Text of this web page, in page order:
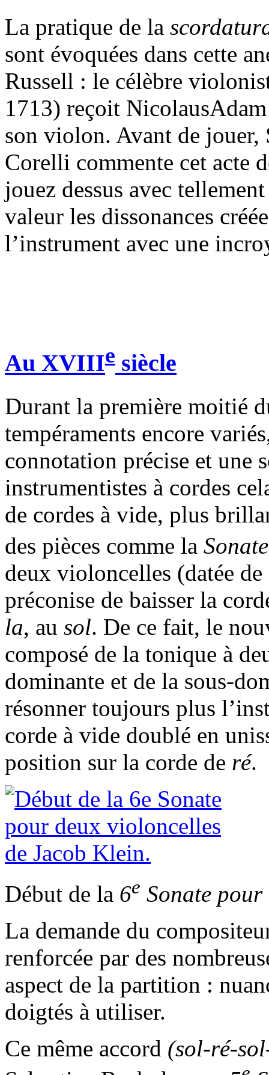
La pratique de la
sont évoquées dans cette
Russell : le célèbre
1713) reçoit
son violon. Avant de jouer,
Corelli commente cet acte
jouez dessus avec
valeur les dissonances
l’instrument avec une
Au XVIIIe siècle
Durant la première moitié
tempéraments encore
connotation précise et une
instrumentistes à cordes
de cordes à vide, plus
des pièces comme la
deux violoncelles (datée
préconise de baisser la
la, au sol. De ce fait, le
composé de la tonique à
dominante et de la sous-
résonner toujours plus
corde à vide doublé en
position sur la corde de ré.
Début de la 6e Sonate
La demande du
renforcée par des
aspect de la partition :
doigtés à utiliser.
Ce même accord (sol-ré-